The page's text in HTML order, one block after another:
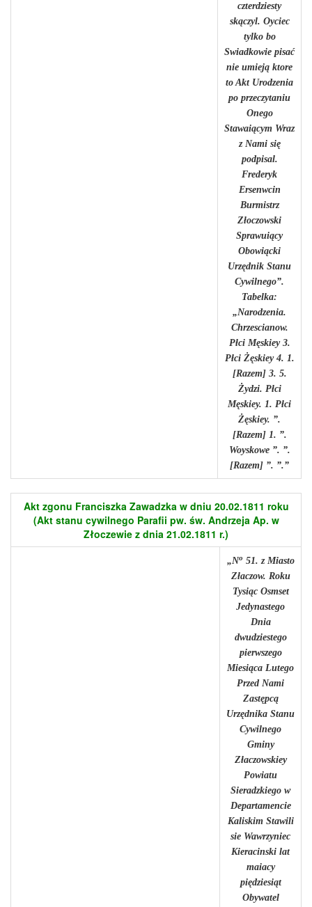
czterdziesty
skączyl. Oyciec
tylko bo
Swiadkowie pisać
nie umieją ktore
to Akt Urodzenia
po przeczytaniu
Onego
Stawaiącym Wraz
z Nami się
podpisal.
Frederyk
Ersenwcin
Burmistrz
Złoczowski
Sprawuiący
Obowiącki
Urzędnik Stanu
Cywilnego”.
Tabelka:
„Narodzenia.
Chrzescianow.
Płci Męskiey 3.
Płci Żęskiey 4. 1.
[Razem] 3. 5.
Żydzi. Płci
Męskiey. 1. Płci
Żęskiey. ”.
[Razem] 1. ”.
Woyskowe ”. ”.
[Razem] ”. ”.”
Akt zgonu Franciszka Zawadzka w dniu 20.02.1811 roku
(Akt stanu cywilnego Parafii pw. św. Andrzeja Ap. w
Złoczewie z dnia 21.02.1811 r.)
„No 51. z Miasto
Złaczow. Roku
Tysiąc Osmset
Jedynastego
Dnia
dwudziestego
pierwszego
Miesiąca Lutego
Przed Nami
Zastępcą
Urzędnika Stanu
Cywilnego
Gminy
Złaczowskiey
Powiatu
Sieradzkiego w
Departamencie
Kaliskim Stawili
sie Wawrzyniec
Kieracinski lat
maiacy
piędziesiąt
Obywatel